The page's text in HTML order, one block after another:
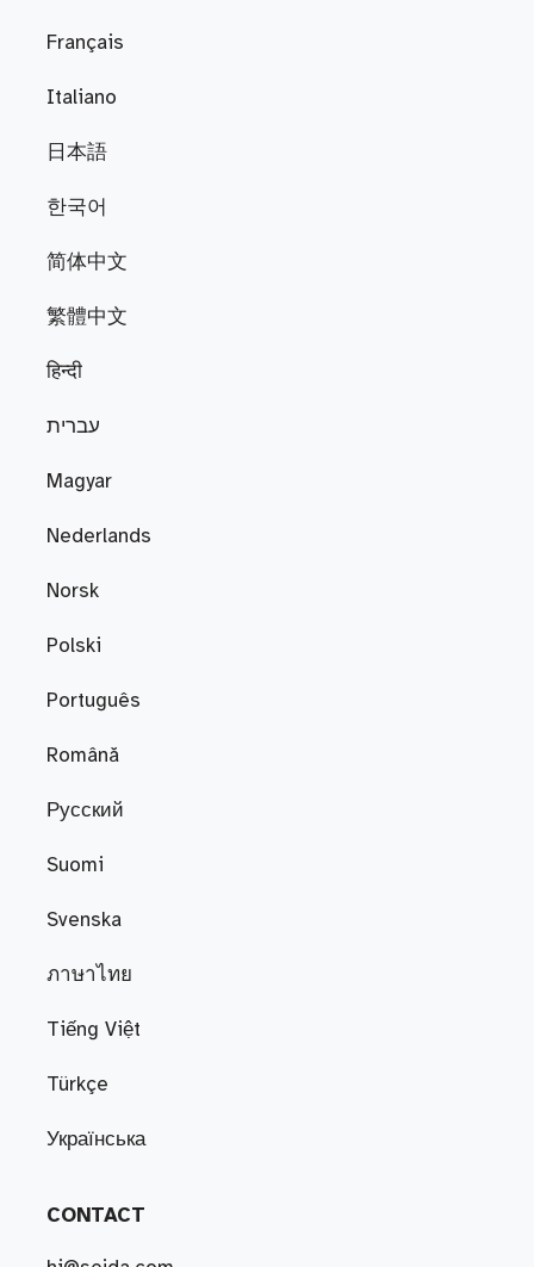
Français
Italiano
日本語
한국어
简体中文
繁體中文
हिन्दी
עברית
Magyar
Nederlands
Norsk
Polski
Português
Română
Русский
Suomi
Svenska
ภาษาไทย
Tiếng Việt
Türkçe
Українська
CONTACT